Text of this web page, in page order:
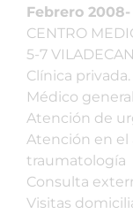
Febrero
CENTRO
5-7
Clínica privada.
Médico general
Atención de
Atención en el
traumatología
Consulta
Visitas